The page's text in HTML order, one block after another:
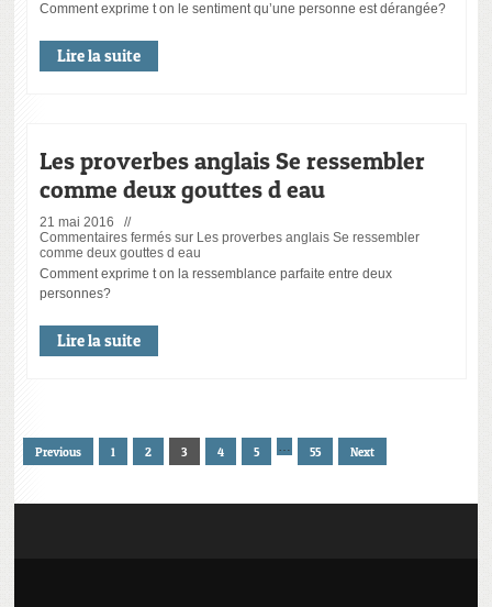
Comment exprime t on le sentiment qu’une personne est dérangée?
Lire la suite
Les proverbes anglais Se ressembler
comme deux gouttes d eau
21 mai 2016 //
Commentaires ferméssur Les proverbes anglais Se ressembler
comme deux gouttes d eau
Comment exprime t on la ressemblance parfaite entre deux
personnes?
Lire la suite
Previous 1 2 3 4 5 55 Next